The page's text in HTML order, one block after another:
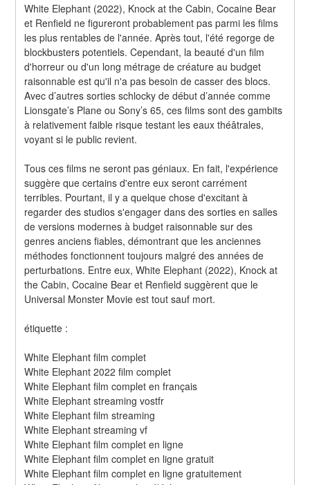
White Elephant (2022), Knock at the Cabin, Cocaine Bear
et Renfield ne figureront probablement pas parmi les films
les plus rentables de l'année. Après tout, l'été regorge de
blockbusters potentiels. Cependant, la beauté d'un film
d'horreur ou d'un long métrage de créature au budget
raisonnable est qu'il n'a pas besoin de casser des blocs.
Avec d’autres sorties schlocky de début d’année comme
Lionsgate’s Plane ou Sony’s 65, ces films sont des gambits
à relativement faible risque testant les eaux théâtrales,
voyant si le public revient.
Tous ces films ne seront pas géniaux. En fait, l'expérience
suggère que certains d'entre eux seront carrément
terribles. Pourtant, il y a quelque chose d'excitant à
regarder des studios s'engager dans des sorties en salles
de versions modernes à budget raisonnable sur des
genres anciens fiables, démontrant que les anciennes
méthodes fonctionnent toujours malgré des années de
perturbations. Entre eux, White Elephant (2022), Knock at
the Cabin, Cocaine Bear et Renfield suggèrent que le
Universal Monster Movie est tout sauf mort.
étiquette :
White Elephant film complet
White Elephant 2022 film complet
White Elephant film complet en français
White Elephant streaming vostfr
White Elephant film streaming
White Elephant streaming vf
White Elephant film complet en ligne
White Elephant film complet en ligne gratuit
White Elephant film complet en ligne gratuitement